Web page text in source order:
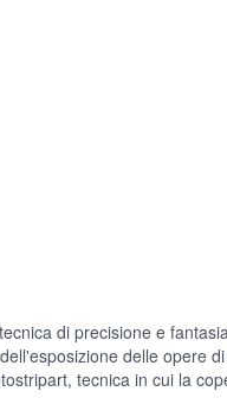
di precisione e
delle opere di
tecnica in cui la